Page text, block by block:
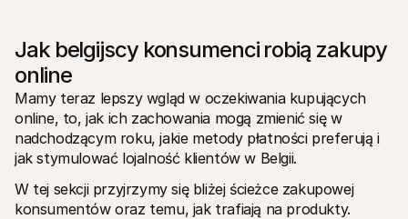
Jak belgijscy konsumenci robią zakupy
online
Mamy teraz lepszy wgląd w oczekiwania kupujących
online, to, jak ich zachowania mogą zmienić się w
nadchodzącym roku, jakie metody płatności preferują i
jak stymulować lojalność klientów w Belgii.
W tej sekcji przyjrzymy się bliżej ścieżce zakupowej
konsumentów oraz temu, jak trafiają na produkty.